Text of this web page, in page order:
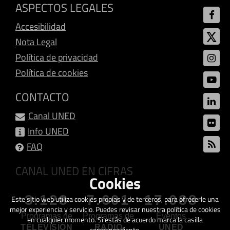
ASPECTOS LEGALES
Accesibilidad
Nota Legal
Política de privacidad
Política de cookies
CONTACTO
Canal UNED
Info UNED
FAQ
CANAL UNED EN CIFRAS
3.128
Programas de
TELEVISIÓN
7.601
Programas de
RADIO
17.088
Eventos
UNED
Cookies
Este sitio web utiliza cookies propias y de terceros, para ofrecerle una
mejor experiencia y servicio. Puedes revisar nuestra política de cookies
en cualquier momento. Si estás de acuerdo marca la casilla